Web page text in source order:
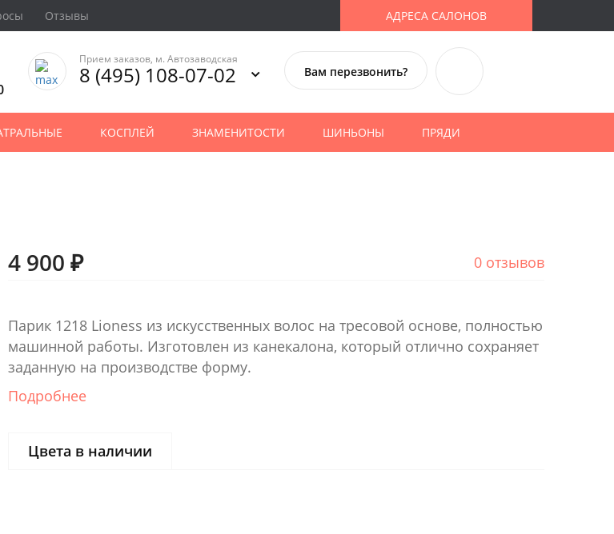
Отзывы АДРЕСА САЛОНОВ
Прием заказов, м. Автозаводская
8 (495) 108-07-02 Вам перезвонить?
КОСПЛЕЙ ЗНАМЕНИТОСТИ ШИНЬОНЫ ПРЯДИ
4 900 ₽ 0 отзывов
Парик 1218 Lioness из искусственных волос на тресовой основе, полностью
машинной работы. Изготовлен из канекалона, который отлично сохраняет
заданную на производстве форму.
Подробнее
Цвета в наличии